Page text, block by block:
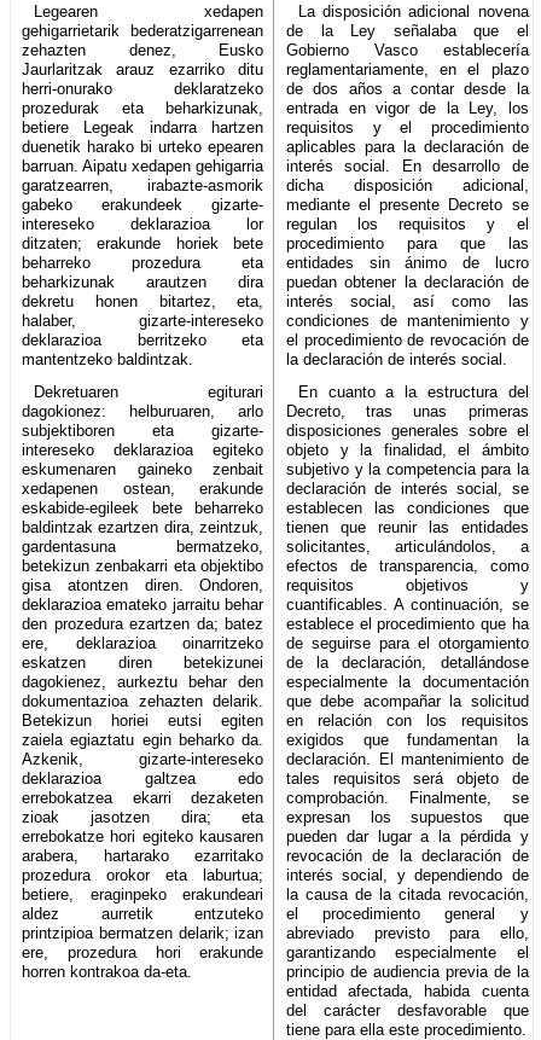
Legearen xedapen
gehigarrietarik bederatzigarrenean
zehazten denez, Eusko
Jaurlaritzak arauz ezarriko ditu
herri-onurako deklaratzeko
prozedurak eta beharkizunak,
betiere Legeak indarra hartzen
duenetik harako bi urteko epearen
barruan. Aipatu xedapen gehigarria
garatzearren, irabazte-asmorik
gabeko erakundeek gizarte-
intereseko deklarazioa lor
ditzaten; erakunde horiek bete
beharreko prozedura eta
beharkizunak arautzen dira
dekretu honen bitartez, eta,
halaber, gizarte-intereseko
deklarazioa berritzeko eta
mantentzeko baldintzak.
La disposición adicional novena
de la Ley señalaba que el
Gobierno Vasco establecería
reglamentariamente, en el plazo
de dos años a contar desde la
entrada en vigor de la Ley, los
requisitos y el procedimiento
aplicables para la declaración de
interés social. En desarrollo de
dicha disposición adicional,
mediante el presente Decreto se
regulan los requisitos y el
procedimiento para que las
entidades sin ánimo de lucro
puedan obtener la declaración de
interés social, así como las
condiciones de mantenimiento y
el procedimiento de revocación de
la declaración de interés social.
Dekretuaren egiturari
dagokionez: helburuaren, arlo
subjektiboren eta gizarte-
intereseko deklarazioa egiteko
eskumenaren gaineko zenbait
xedapenen ostean, erakunde
eskabide-egileek bete beharreko
baldintzak ezartzen dira, zeintzuk,
gardentasuna bermatzeko,
betekizun zenbakarri eta objektibo
gisa atontzen diren. Ondoren,
deklarazioa emateko jarraitu behar
den prozedura ezartzen da; batez
ere, deklarazioa oinarritzeko
eskatzen diren betekizunei
dagokienez, aurkeztu behar den
dokumentazioa zehazten delarik.
Betekizun horiei eutsi egiten
zaiela egiaztatu egin beharko da.
Azkenik, gizarte-intereseko
deklarazioa galtzea edo
errebokatzea ekarri dezaketen
zioak jasotzen dira; eta
errebokatze hori egiteko kausaren
arabera, hartarako ezarritako
prozedura orokor eta laburtua;
betiere, eraginpeko erakundeari
aldez aurretik entzuteko
printzipioa bermatzen delarik; izan
ere, prozedura hori erakunde
horren kontrakoa da-eta.
En cuanto a la estructura del
Decreto, tras unas primeras
disposiciones generales sobre el
objeto y la finalidad, el ámbito
subjetivo y la competencia para la
declaración de interés social, se
establecen las condiciones que
tienen que reunir las entidades
solicitantes, articulándolos, a
efectos de transparencia, como
requisitos objetivos y
cuantificables. A continuación, se
establece el procedimiento que ha
de seguirse para el otorgamiento
de la declaración, detallándose
especialmente la documentación
que debe acompañar la solicitud
en relación con los requisitos
exigidos que fundamentan la
declaración. El mantenimiento de
tales requisitos será objeto de
comprobación. Finalmente, se
expresan los supuestos que
pueden dar lugar a la pérdida y
revocación de la declaración de
interés social, y dependiendo de
la causa de la citada revocación,
el procedimiento general y
abreviado previsto para ello,
garantizando especialmente el
principio de audiencia previa de la
entidad afectada, habida cuenta
del carácter desfavorable que
tiene para ella este procedimiento.